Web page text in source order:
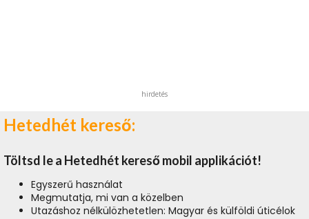
hirdetés
Hetedhét kereső:
Töltsd le a Hetedhét kereső mobil applikációt!
Egyszerű használat
Megmutatja, mi van a közelben
Utazáshoz nélkülözhetetlen: Magyar és külföldi úticélok